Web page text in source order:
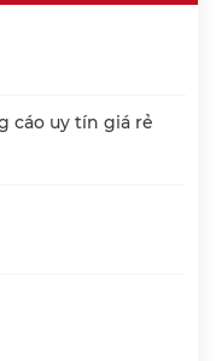
cáo uy tín giá rẻ